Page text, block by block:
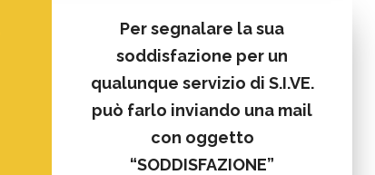
Per segnalare la sua
soddisfazione per un
qualunque servizio di S.I.VE.
può farlo inviando una mail
con oggetto
“SODDISFAZIONE”